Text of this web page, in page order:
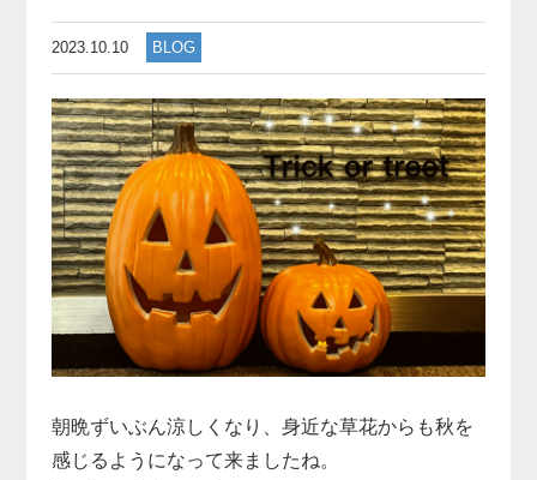
2023.10.10 BLOG
朝晩ずいぶん涼しくなり、身近な草花からも秋を
感じるようになって来ましたね。